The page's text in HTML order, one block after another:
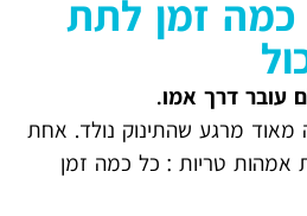
זמן לתת
עובר דרך אמו.
מאוד מרגע שהתינוק נולד. אחת
טריות : כל כמה זמן